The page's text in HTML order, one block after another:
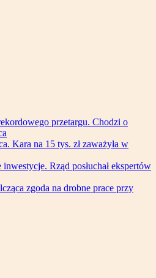
przetargu. Chodzi o
Kara na 15 tys. zł zaważyła w
Rząd posłuchał ekspertów
zgoda na drobne prace przy